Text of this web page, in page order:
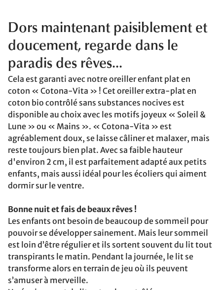
Dors maintenant paisiblement et
doucement, regarde dans le
paradis des rêves...
Cela est garanti avec notre oreiller enfant plat en
coton « Cotona-Vita » ! Cet oreiller extra-plat en
coton bio contrôlé sans substances nocives est
disponible au choix avec les motifs joyeux « Soleil &
Lune » ou « Mains ». « Cotona-Vita » est
agréablement doux, se laisse câliner et malaxer, mais
reste toujours bien plat. Avec sa faible hauteur
d'environ 2 cm, il est parfaitement adapté aux petits
enfants, mais aussi idéal pour les écoliers qui aiment
dormir sur le ventre.
Bonne nuit et fais de beaux rêves !
Les enfants ont besoin de beaucoup de sommeil pour
pouvoir se développer sainement. Mais leur sommeil
est loin d’être régulier et ils sortent souvent du lit tout
transpirants le matin. Pendant la journée, le lit se
transforme alors en terrain de jeu où ils peuvent
s’amuser à merveille.